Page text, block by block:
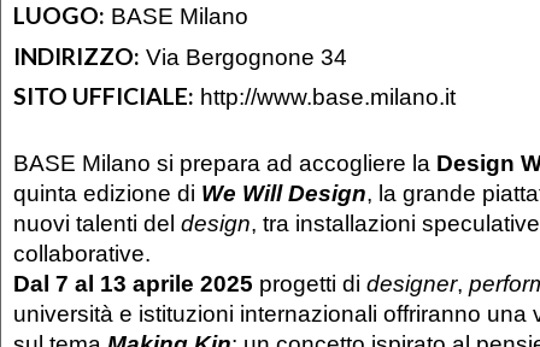
LUOGO: BASE Milano
INDIRIZZO: Via Bergognone 34
SITO UFFICIALE: http://www.base.milano.it
BASE Milano si prepara ad accogliere la Design
quinta edizione di We Will Design, la grande
nuovi talenti del design, tra installazioni
collaborative.
Dal 7 al 13 aprile 2025 progetti di designer,
università e istituzioni internazionali offriranno una